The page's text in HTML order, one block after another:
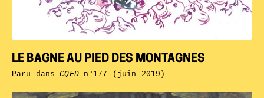
LE BAGNE AU PIED DES MONTAGNES
Paru dansCQFDn°177 (juin 2019)